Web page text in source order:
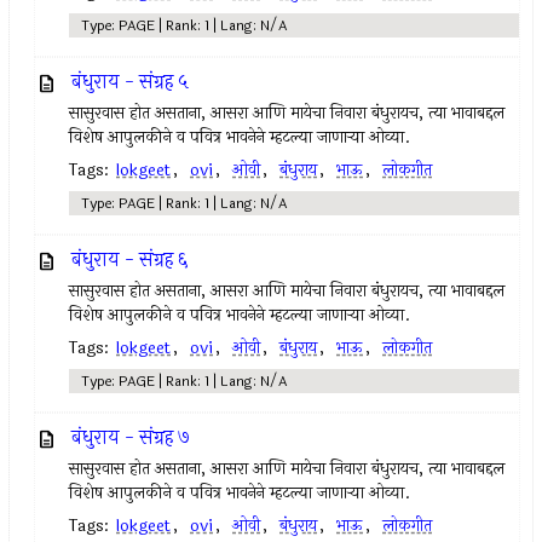
Type: PAGE | Rank: 1 | Lang: N/A
बंधुराय - संग्रह ५
सासुरवास होत असताना, आसरा आणि मायेचा निवारा बंधुरायच, त्या भावाबद्दल
विशेष आपुलकीने व पवित्र भावनेने म्हटल्या जाणार्‍या ओव्या.
Tags: lokgeet, ovi, ओवी, बंधुराय, भाऊ, लोकगीत
Type: PAGE | Rank: 1 | Lang: N/A
बंधुराय - संग्रह ६
सासुरवास होत असताना, आसरा आणि मायेचा निवारा बंधुरायच, त्या भावाबद्दल
विशेष आपुलकीने व पवित्र भावनेने म्हटल्या जाणार्‍या ओव्या.
Tags: lokgeet, ovi, ओवी, बंधुराय, भाऊ, लोकगीत
Type: PAGE | Rank: 1 | Lang: N/A
बंधुराय - संग्रह ७
सासुरवास होत असताना, आसरा आणि मायेचा निवारा बंधुरायच, त्या भावाबद्दल
विशेष आपुलकीने व पवित्र भावनेने म्हटल्या जाणार्‍या ओव्या.
Tags: lokgeet, ovi, ओवी, बंधुराय, भाऊ, लोकगीत